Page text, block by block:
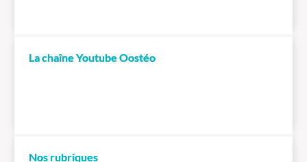
La chaîne Youtube Oostéo
Nos rubriques